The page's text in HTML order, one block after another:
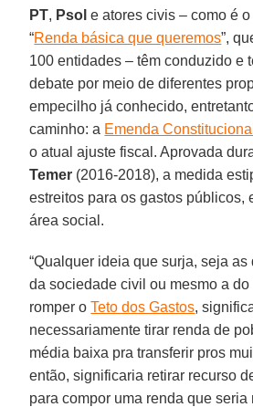
PT, Psol e atores civis – como é
“Renda básica que queremos”,
100 entidades – têm conduzido e
debate por meio de diferentes
empecilho já conhecido,
caminho: a Emenda
o atual ajuste fiscal. Aprovada
Temer (2016-2018), a medida
estreitos para os gastos públicos,
área social.
“Qualquer ideia que surja, seja as
da sociedade civil ou mesmo a do
romper oTeto dos Gastos,
necessariamente tirar renda de
média baixa pra transferir pros
então, significaria retirar recurso
para compor uma renda que seria